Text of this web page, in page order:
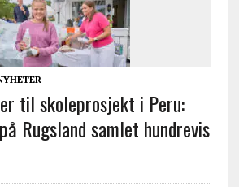
til skoleprosjekt i Peru:
Rugsland samlet hundrevis